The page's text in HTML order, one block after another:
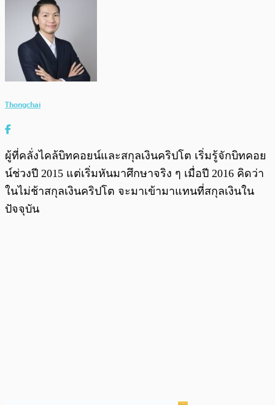
Thongchai
ผู้ที่คลั่งไคล้บิทคอยน์และสกุลเงินคริปโต เริ่มรู้จักบิทคอย
น์ช่วงปี 2015 แต่เริ่มหันมาศึกษาจริง ๆ เมื่อปี 2016 คิดว่า
ในไม่ช้าสกุลเงินคริปโต จะมาเข้ามาแทนที่สกุลเงินใน
ปัจจุบัน